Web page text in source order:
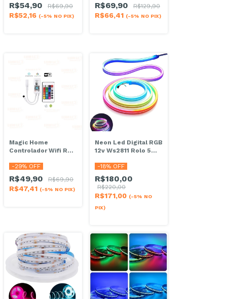
R$54,90 R$69,90
R$52,16 (-5% NO PIX)
R$69,90 R$129,90
R$66,41 (-5% NO PIX)
Magic Home
Controlador Wifi RGB
Com Controle
Remoto Compativel
Alexa
-29% OFF
R$49,90 R$69,90
R$47,41 (-5% NO PIX)
Neon Led Digital RGB
12v Ws2811 Rolo 5
-18% OFF
R$180,00
R$220,00
R$171,00 (-5% NO
PIX)